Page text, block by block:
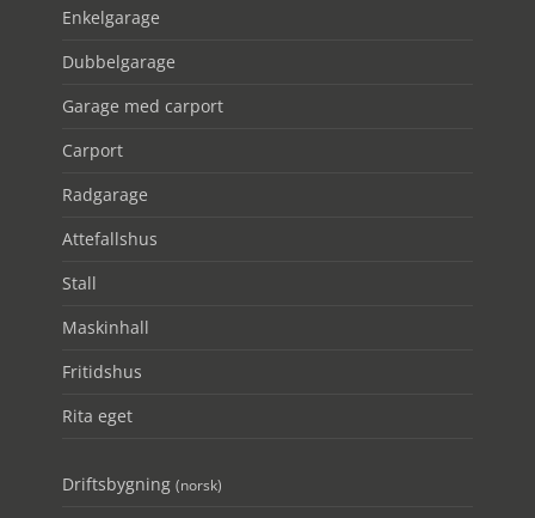
Enkelgarage
Dubbelgarage
Garage med carport
Carport
Radgarage
Attefallshus
Stall
Maskinhall
Fritidshus
Rita eget
Driftsbygning(norsk)